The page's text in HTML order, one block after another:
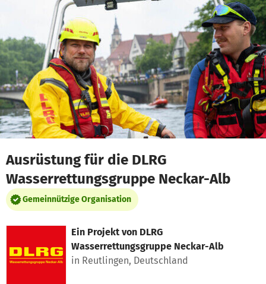
Zum Hauptinhalt springen
Erklärung zur Barrierefreiheit anzeigen
Ausrüstung für die DLRG
Wasserrettungsgruppe Neckar-Alb
Gemeinnützige Organisation
Ein Projekt von DLRG
Wasserrettungsgruppe Neckar-Alb
in Reutlingen, Deutschland